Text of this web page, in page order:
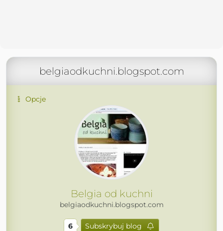
belgiaodkuchni.blogspot.com
Opcje
Belgia od kuchni
belgiaodkuchni.blogspot.com
6 Subskrybuj blog